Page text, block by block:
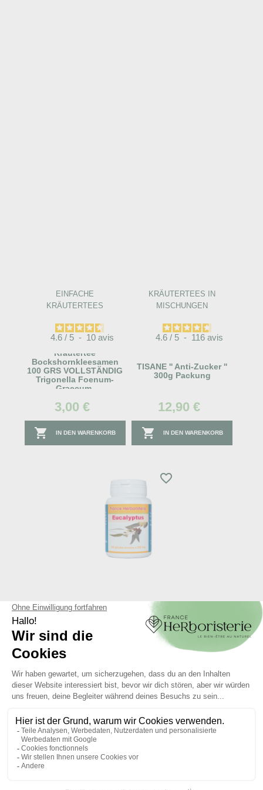
EINFACHE
KRÄUTERTEES
4.6 / 5 - 10 avis
Kräutertee
Bockshornkleesamen
100 GRS VOLLSTÄNDIG
Trigonella Foenum-
Graecum.
3,00 €
 IN DEN WARENKORB
KRÄUTERTEES IN
MISCHUNGEN
4.6 / 5 - 116 avis
TISANE '' Anti-Zucker ''
300g Packung
12,90 €
 IN DEN WARENKORB
favorite_border